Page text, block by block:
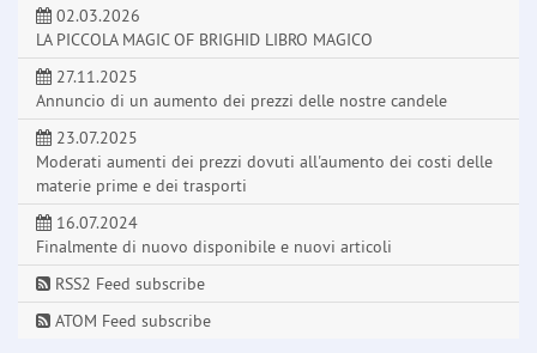
02.03.2026
LA PICCOLA MAGIC OF BRIGHID LIBRO MAGICO
27.11.2025
Annuncio di un aumento dei prezzi delle nostre candele
23.07.2025
Moderati aumenti dei prezzi dovuti all'aumento dei costi delle
materie prime e dei trasporti
16.07.2024
Finalmente di nuovo disponibile e nuovi articoli
RSS2 Feed subscribe
ATOM Feed subscribe